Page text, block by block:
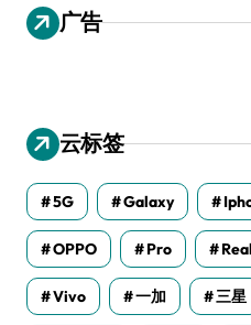
广告
云标签
5G Galaxy
OPPO Pro
Vivo 一加 三星